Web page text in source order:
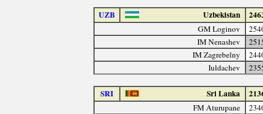
UZB Uzbekistan
GM Loginov
IM Nenashev
IM Zagrebelny
Iuldachev
SRI Sri Lanka
FM Aturupane